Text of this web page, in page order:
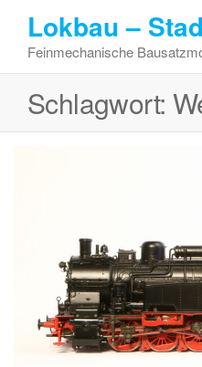
springen
Lokbau –
Feinmechanische
Schlagwort: